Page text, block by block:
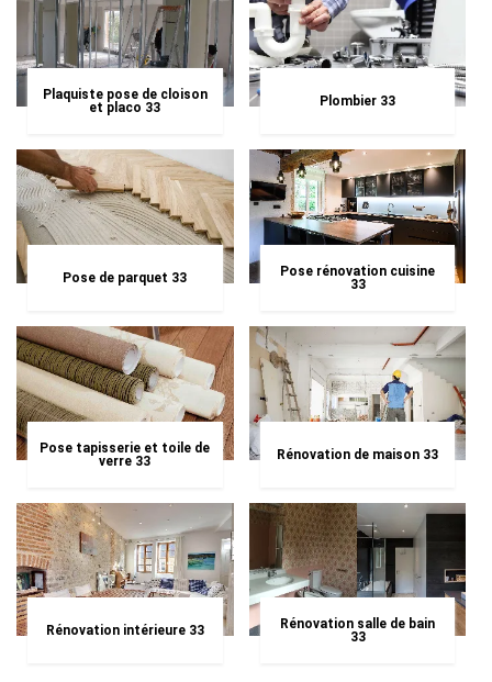
Plaquiste pose de cloison
et placo 33
Plombier 33
Pose de parquet 33
Pose rénovation cuisine
33
Pose tapisserie et toile de
verre 33
Rénovation de maison 33
Rénovation intérieure 33
Rénovation salle de bain
33